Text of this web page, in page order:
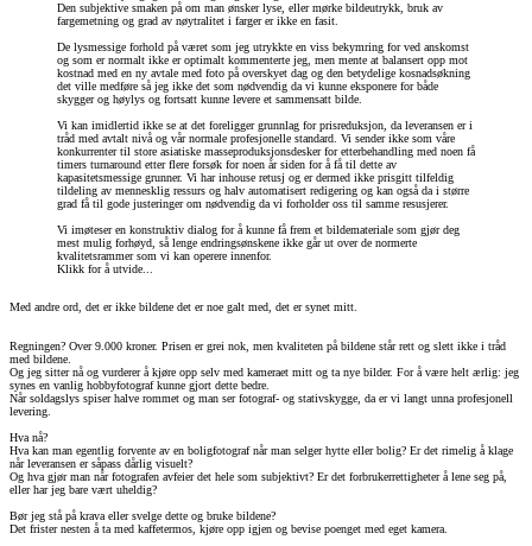
Den subjektive smaken på om man ønsker lyse, eller mørke bildeutrykk, bruk av
fargemetning og grad av nøytralitet i farger er ikke en fasit.
De lysmessige forhold på været som jeg utrykkte en viss bekymring for ved anskomst
og som er normalt ikke er optimalt kommenterte jeg, men mente at balansert opp mot
kostnad med en ny avtale med foto på overskyet dag og den betydelige kosnadsøkning
det ville medføre så jeg ikke det som nødvendig da vi kunne eksponere for både
skygger og høylys og fortsatt kunne levere et sammensatt bilde.
Vi kan imidlertid ikke se at det foreligger grunnlag for prisreduksjon, da leveransen er i
tråd med avtalt nivå og vår normale profesjonelle standard. Vi sender ikke som våre
konkurrenter til store asiatiske masseproduksjonsdesker for etterbehandling med noen få
timers turnaround etter flere forsøk for noen år siden for å få til dette av
kapasitetsmessige grunner. Vi har inhouse retusj og er dermed ikke prisgitt tilfeldig
tildeling av mennesklig ressurs og halv automatisert redigering og kan også da i større
grad få til gode justeringer om nødvendig da vi forholder oss til samme resusjerer.
Vi imøteser en konstruktiv dialog for å kunne få frem et bildemateriale som gjør deg
mest mulig forhøyd, så lenge endringsønskene ikke går ut over de normerte
kvalitetsrammer som vi kan operere innenfor.
Klikk for å utvide...
Med andre ord, det er ikke bildene det er noe galt med, det er synet mitt.
Regningen? Over 9.000 kroner. Prisen er grei nok, men kvaliteten på bildene står rett og slett ikke i tråd
med bildene.
Og jeg sitter nå og vurderer å kjøre opp selv med kameraet mitt og ta nye bilder. For å være helt ærlig: jeg
synes en vanlig hobbyfotograf kunne gjort dette bedre.
Når soldagslys spiser halve rommet og man ser fotograf- og stativskygge, da er vi langt unna profesjonell
levering.
Hva nå?
Hva kan man egentlig forvente av en boligfotograf når man selger hytte eller bolig? Er det rimelig å klage
når leveransen er såpass dårlig visuelt?
Og hva gjør man når fotografen avfeier det hele som subjektivt? Er det forbrukerrettigheter å lene seg på,
eller har jeg bare vært uheldig?
Bør jeg stå på krava eller svelge dette og bruke bildene?
Det frister nesten å ta med kaffetermos, kjøre opp igjen og bevise poenget med eget kamera.